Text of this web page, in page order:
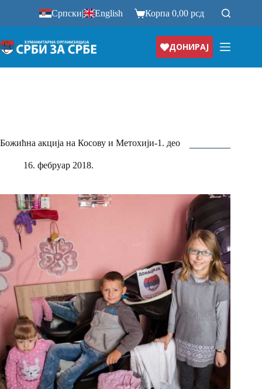
Српски| English Корпа0,00рсд
ДОНИРАЈ
Божићна акција на Косову и Метохији-1. део
16. фебруар 2018.